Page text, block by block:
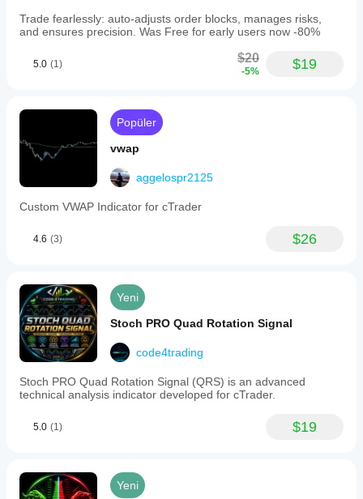
Trade fearlessly: auto-adjusts order blocks, manages risks,
and ensures precision. Was Free for early users now -80%
5.0 (1) $20
-5% $19
Popüler
vwap
aggelospr2125
Custom VWAP Indicator for cTrader
4.6 (3) $26
Yeni
Stoch PRO Quad Rotation Signal
code4trading
Stoc​h PRO Quad Rotation Signal (QRS) is an advanced
technical analysis indicator developed for cTrader.
5.0 (1) $19
Yeni